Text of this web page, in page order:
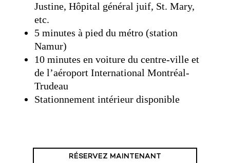
Justine, Hôpital général juif, St. Mary,
etc.
5 minutes à pied du métro (station
Namur)
10 minutes en voiture du centre-ville et
de l’aéroport International Montréal-
Trudeau
Stationnement intérieur disponible
RÉSERVEZ MAINTENANT